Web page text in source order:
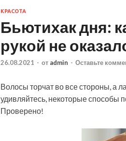
КРАСОТА
Бьютихак дня:
рукой не
26.08.2021 - от admin - Оставьте
Волосы торчат во все стороны, а
удивляйтесь, некоторые способы
Проверено!